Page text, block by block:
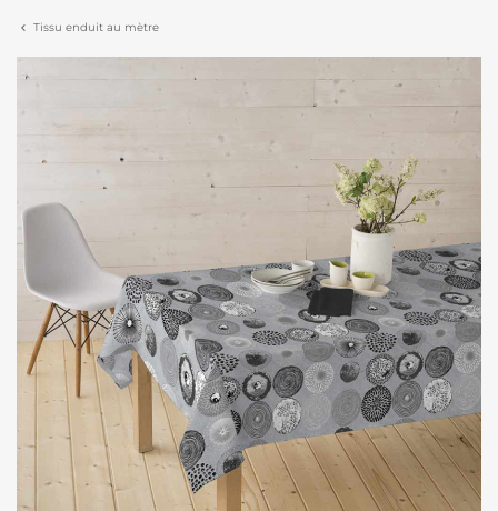
Tissu enduit au mètre